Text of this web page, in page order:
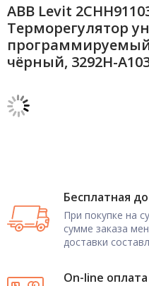
ABB Levit
Терморегулятор
чёрный, 3292H-
Бесплатная
При покупке на
сумме заказа
доставки
On-line